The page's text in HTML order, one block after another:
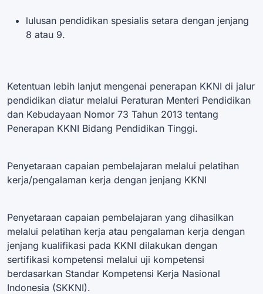
lulusan pendidikan spesialis setara dengan jenjang
8 atau 9.
Ketentuan lebih lanjut mengenai penerapan KKNI di jalur
pendidikan diatur melalui Peraturan Menteri Pendidikan
dan Kebudayaan Nomor 73 Tahun 2013 tentang
Penerapan KKNI Bidang Pendidikan Tinggi.
Penyetaraan capaian pembelajaran melalui pelatihan
kerja/pengalaman kerja dengan jenjang KKNI
Penyetaraan capaian pembelajaran yang dihasilkan
melalui pelatihan kerja atau pengalaman kerja dengan
jenjang kualifikasi pada KKNI dilakukan dengan
sertifikasi kompetensi melalui uji kompetensi
berdasarkan Standar Kompetensi Kerja Nasional
Indonesia (SKKNI).